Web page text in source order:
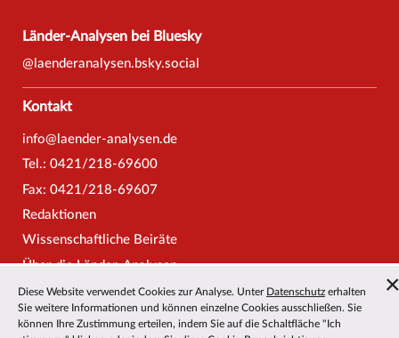
Länder-Analysen bei Bluesky
@laenderanalysen.bsky.social
Kontakt
info@laender-analysen.de
Tel.: 0421/218-69600
Fax: 0421/218-69607
Redaktionen
Wissenschaftliche Beiräte
Über die Länder-Analysen
Datenschutz—Impressum — Barrierefreiheit
Diese Website verwendet Cookies zur Analyse. Unter Datenschutz erhalten
Sie weitere Informationen und können einzelne Cookies ausschließen. Sie
können Ihre Zustimmung erteilen, indem Sie auf die Schaltfläche "Ich